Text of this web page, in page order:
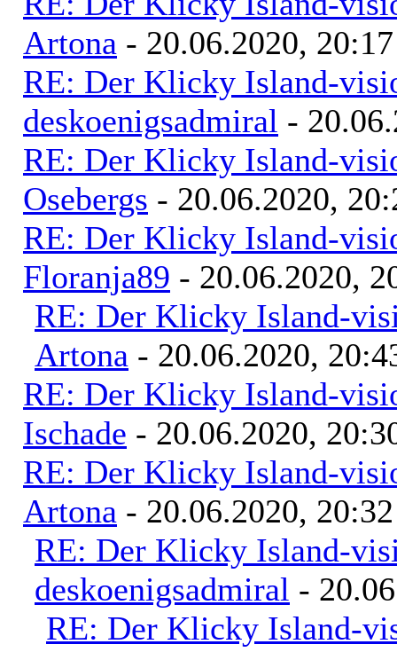
Artona - 20.06.2020, 20:17
RE: Der Klicky Island-
deskoenigsadmiral -
RE: Der Klicky Island-
Osebergs - 20.06.2020,
RE: Der Klicky Island-
Floranja89 - 20.06.2020,
RE: Der Klicky Island-
Artona - 20.06.2020,
RE: Der Klicky Island-
Ischade - 20.06.2020,
RE: Der Klicky Island-
Artona - 20.06.2020, 20:32
RE: Der Klicky Island-
deskoenigsadmiral -
RE: Der Klicky Island-